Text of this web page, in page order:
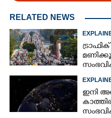
RELATED NEWS
ഇതാണ്
ഇനി